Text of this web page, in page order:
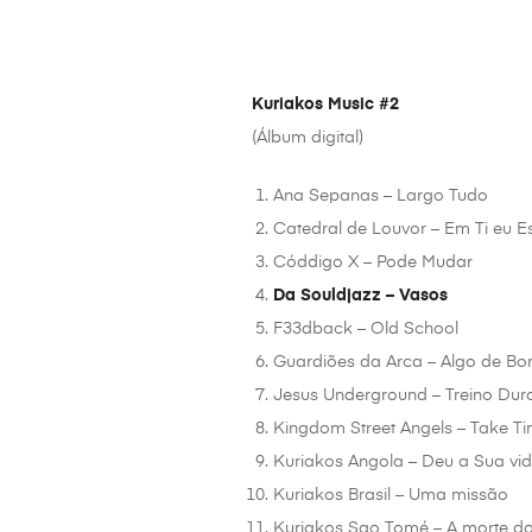
Kuriakos Music #2
(Álbum digital)
Ana Sepanas – Largo Tudo
Catedral de Louvor – Em Ti eu
Códdigo X – Pode Mudar
Da Souldjazz – Vasos
F33dback – Old School
Guardiões da Arca – Algo de
Jesus Underground – Treino
Kingdom Street Angels – Take
Kuriakos Angola – Deu a Sua
Kuriakos Brasil – Uma missão
Kuriakos Sao Tomé – A morte